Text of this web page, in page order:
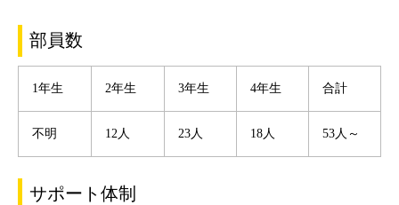
部員数
1年生 2年生 3年生 4年生 合計
不明 12人 23人 18人 53人～
サポート体制